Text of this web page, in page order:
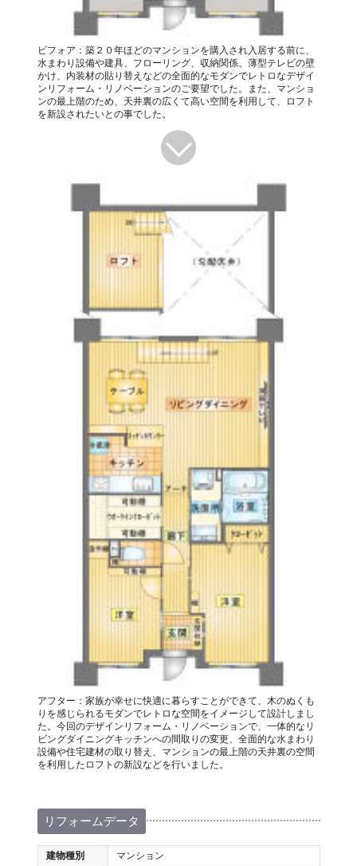
ビフォア：築２０年ほどのマンションを購入され入居する前に、
水まわり設備や建具、フローリング、収納関係、薄型テレビの壁
かけ、内装材の貼り替えなどの全面的なモダンでレトロなデザイ
ンリフォーム・リノベーションのご要望でした。また、マンショ
ンの最上階のため、天井裏の広くて高い空間を利用して、ロフト
を新設されたいとの事でした。
アフター：家族が幸せに快適に暮らすことができて、木のぬくも
りを感じられるモダンでレトロな空間をイメージして設計しまし
た。今回のデザインリフォーム・リノベーションで、一体的なリ
ビングダイニングキッチンへの間取りの変更、全面的な水まわり
設備や住宅建材の取り替え、マンションの最上階の天井裏の空間
を利用したロフトの新設などを行いました。
リフォームデータ
建物種別
マンション